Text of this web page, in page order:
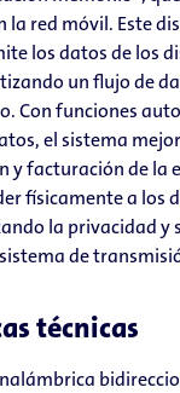
la red móvil. Este
los datos de los
un flujo de
Con funciones
el sistema
y facturación de la
físicamente a los
la privacidad y
de
técnicas